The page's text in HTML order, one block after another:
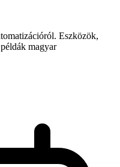
Eszközök,
magyar